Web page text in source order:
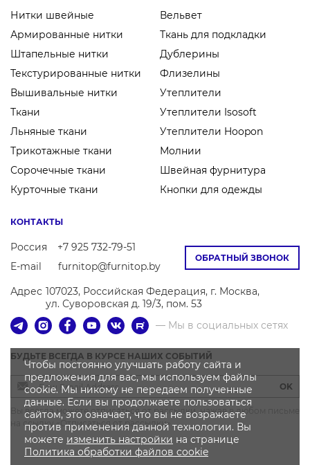
Нитки швейные
Армированные нитки
Штапельные нитки
Текстурированные нитки
Вышивальные нитки
Ткани
Льняные ткани
Трикотажные ткани
Сорочечные ткани
Курточные ткани
Вельвет
Ткань для подкладки
Дублерины
Флизелины
Утеплители
Утеплители Isosoft
Утеплители Hoopon
Молнии
Швейная фурнитура
Кнопки для одежды
ОБРАТНЫЙ ЗВОНОК
КОНТАКТЫ
Россия
+7 925 732-79-51
E-mail
furnitop@furnitop.by
Адрес 107023, Российская Федерация, г. Москва,
ул. Суворовская д. 19/3, пом. 53
— Мы в социальных сетях
БУДЬТЕ ВСЕГДА В КУРСЕ НАШИХ СОБЫТИЙ
OK
Вы всегда можете отписаться от рассылки, нажав в любом письме
на ссылку «Отписаться от рассылки»
Чтобы постоянно улучшать работу сайта и
предложения для вас, мы используем файлы
cookie. Мы никому не передаем полученные
данные. Если вы продолжаете пользоваться
сайтом, это означает, что вы не возражаете
против применения данной технологии. Вы
можете изменить настройки на странице
Политика обработки файлов cookie